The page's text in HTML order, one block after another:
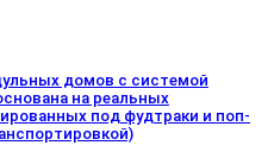
домов с системой
на реальных
под фудтраки и поп-